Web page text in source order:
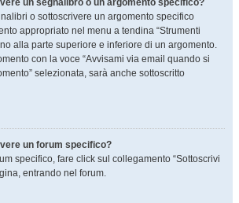
un segnalibro o un argomento specifico?
o sottoscrivere un argomento specifico
appropriato nel menu a tendina “Strumenti
alla parte superiore e inferiore di un argomento.
con la voce “Avvisami via email quando si
selezionata, sarà anche sottoscritto
un forum specifico?
specifico, fare click sul collegamento “Sottoscrivi
entrando nel forum.